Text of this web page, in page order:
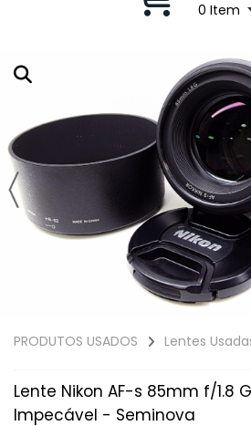
0 Item
PRODUTOS USADOS Lentes
Lente Nikon AF-s 85mm f/1.8
Impecável - Seminova